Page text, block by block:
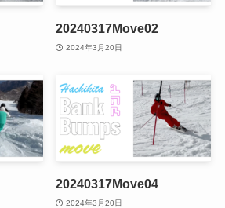
20240317Move02
2024年3月20日
20240317Move04
2024年3月20日